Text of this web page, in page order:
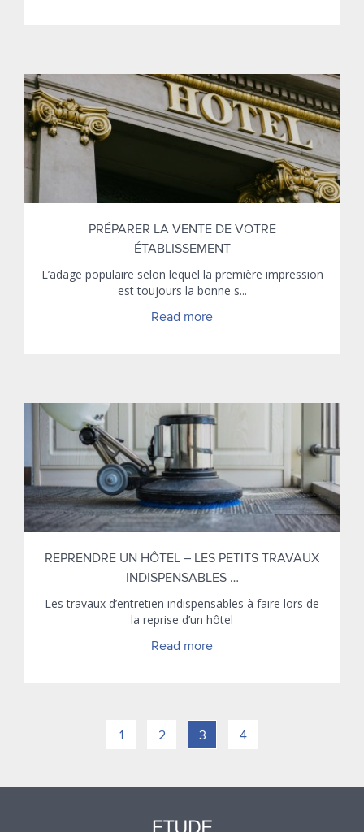
PRÉPARER LA VENTE DE VOTRE
ÉTABLISSEMENT
L’adage populaire selon lequel la première impression
est toujours la bonne s...
Read more
REPRENDRE UN HÔTEL – LES PETITS TRAVAUX
INDISPENSABLES …
Les travaux d’entretien indispensables à faire lors de
la reprise d’un hôtel
Read more
1 2 3 4